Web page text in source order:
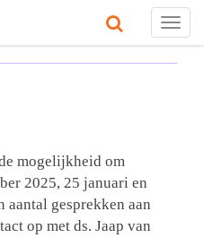
mogelijkheid om
2025, 25 januari en
aantal gesprekken aan
op met ds. Jaap van